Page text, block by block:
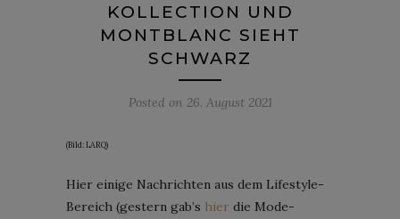
KOLLECTION UND
MONTBLANC SIEHT
SCHWARZ
Posted on 26. August 2021
(Bild: LARQ)
Hier einige Nachrichten aus dem Lifestyle-
Bereich (gestern gab’s hier die Mode-